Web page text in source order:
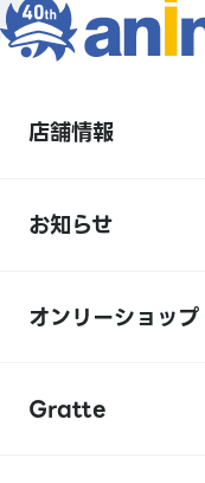
店舗情報
お知らせ
オンリーショップ
Gratte